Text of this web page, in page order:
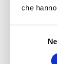
che